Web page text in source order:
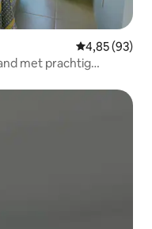
Gemiddelde
4,85 (93)
met prachtig